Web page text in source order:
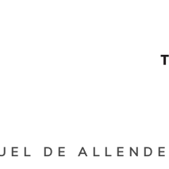
DE ALLENDE